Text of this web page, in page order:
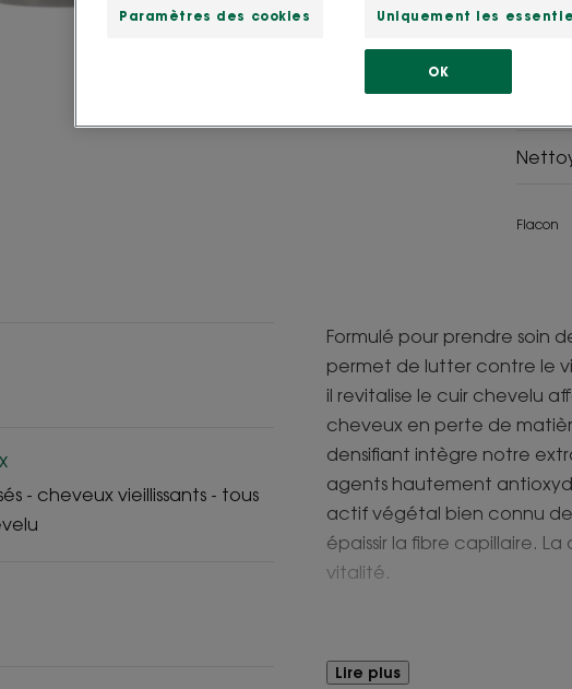
BIO DE
Une
Flacon
- cheveux vieillissants - tous
Formulé pour prendre soin
permet de lutter contre le
il revitalise le cuir chevelu
cheveux en perte de
densifiant intègre notre
agents hautement
actif végétal bien connu
épaissir la fibre capillaire.
vitalité.
Redensifiée en profondeur,
Lire plus
Paramètres des cookies Uniquement les
OK